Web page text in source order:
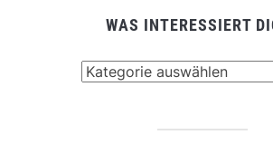
WAS INTERESSIERT